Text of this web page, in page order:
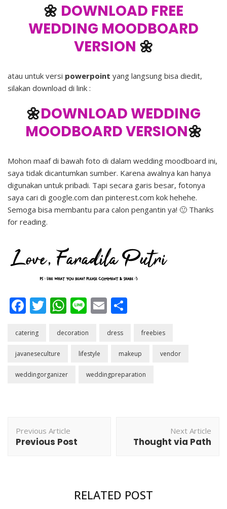
🌼 DOWNLOAD FREE
WEDDING MOODBOARD
VERSION 🌼
atau untuk versi powerpoint yang langsung bisa diedit,
silakan download di link :
🌼DOWNLOAD WEDDING
MOODBOARD VERSION🌼
Mohon maaf di bawah foto di dalam wedding moodboard ini,
saya tidak dicantumkan sumber. Karena awalnya kan hanya
digunakan untuk pribadi. Tapi secara garis besar, fotonya
saya cari di google.com dan pinterest.com kok hehehe.
Semoga bisa membantu para calon pengantin ya! 🙂 Thanks
for reading.
Facebook
Twitter
WhatsApp
LineEmail
catering decoration dress freebies
javaneseculture lifestyle makeup vendor
weddingorganizer weddingpreparation
Navigation
Previous Article
Previous Post
Next Article
Thought via Path
RELATED POST
Wedding Organizer
Rangkaian Acara H-1 Pernikahan : Pengajian,